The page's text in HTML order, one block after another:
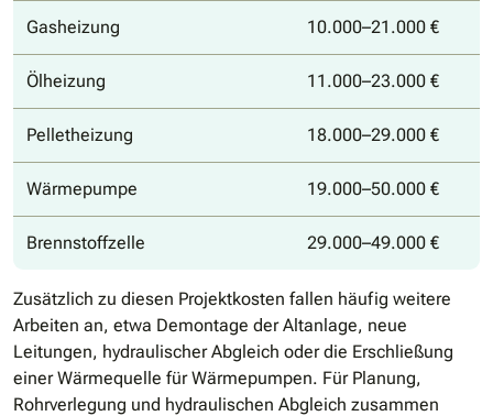
Gasheizung 10.000–21.000 €
Ölheizung 11.000–23.000 €
Pelletheizung 18.000–29.000 €
Wärmepumpe 19.000–50.000 €
Brennstoffzelle 29.000–49.000 €
Zusätzlich zu diesen Projektkosten fallen häufig weitere
Arbeiten an, etwa Demontage der Altanlage, neue
Leitungen, hydraulischer Abgleich oder die Erschließung
einer Wärmequelle für Wärmepumpen. Für Planung,
Rohrverlegung und hydraulischen Abgleich zusammen